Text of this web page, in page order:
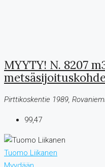
MYYTY! N. 8207
Pirttikoskentie 1989,
99,47
Tuomo Liikanen